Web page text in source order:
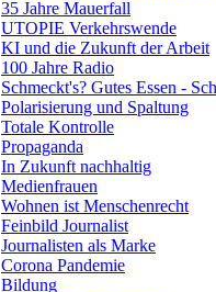
35 Jahre Mauerfall
UTOPIE Verkehrswende
KI und die Zukunft der Arbeit
100 Jahre Radio
Schmeckt's? Gutes Essen -
Polarisierung und Spaltung
Totale Kontrolle
Propaganda
In Zukunft nachhaltig
Medienfrauen
Wohnen ist Menschenrecht
Feinbild Journalist
Journalisten als Marke
Corona Pandemie
Bildung